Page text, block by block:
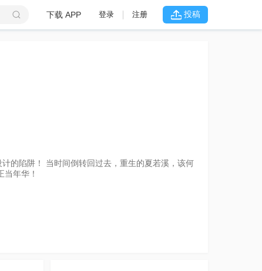
的陷阱！ 当时间倒转回过去，重生的夏若溪，该何
年华！
下载 APP 登录 注册 投稿